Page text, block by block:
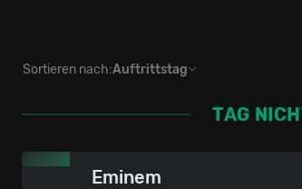
Sortieren nach:Auftrittstag
TAG
Eminem